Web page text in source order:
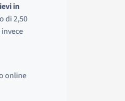
in
di 2,50
online